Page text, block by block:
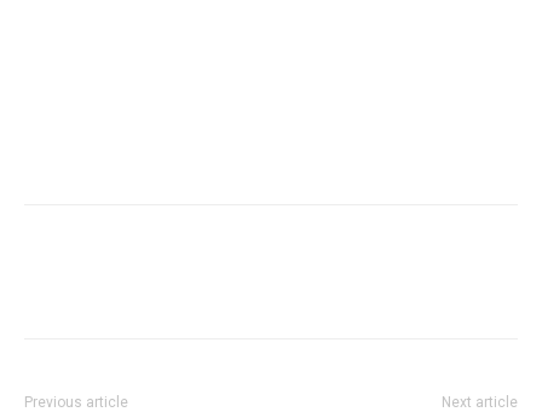
Previous article Next article